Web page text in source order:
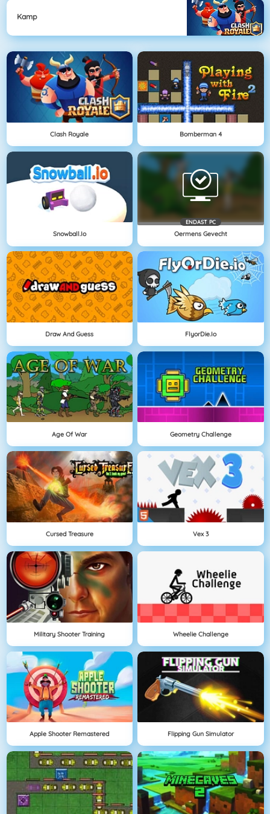
Kamp
Clash Royale Bomberman 4
Snowball.io
ENDAST PC
Oermens Gevecht
Draw And Guess FlyorDie.io
Age Of War Geometry Challenge
Cursed Treasure Vex 3
Military Shooter Training Wheelie Challenge
Apple Shooter Remastered Flipping Gun Simulator